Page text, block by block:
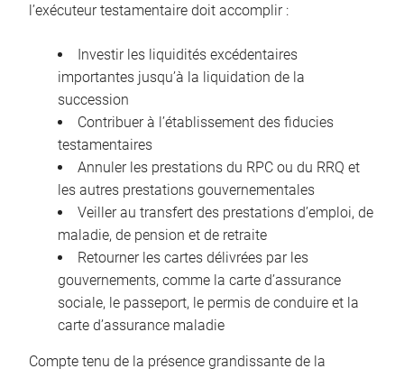
l’exécuteur testamentaire doit accomplir :
Investir les liquidités excédentaires
importantes jusqu’à la liquidation de la
succession
Contribuer à l’établissement des fiducies
testamentaires
Annuler les prestations du RPC ou du RRQ et
les autres prestations gouvernementales
Veiller au transfert des prestations d’emploi, de
maladie, de pension et de retraite
Retourner les cartes délivrées par les
gouvernements, comme la carte d’assurance
sociale, le passeport, le permis de conduire et la
carte d’assurance maladie
Compte tenu de la présence grandissante de la